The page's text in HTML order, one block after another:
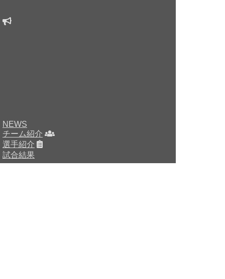
NEWS
チーム紹介
選手紹介
試合結果